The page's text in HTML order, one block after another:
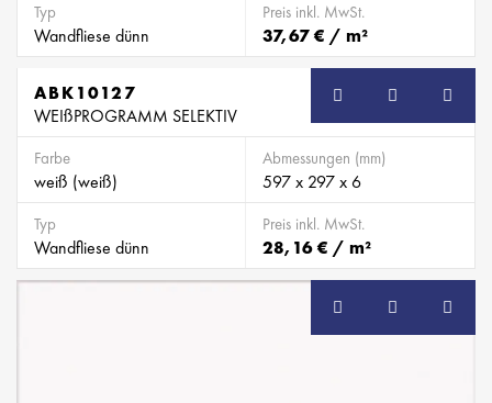
Typ
Wandfliese dünn
Preis inkl. MwSt.
37,67 € / m²
ABK10127
WEIßPROGRAMM SELEKTIV
Farbe
weiß (weiß)
Abmessungen (mm)
597 x 297 x 6
Typ
Wandfliese dünn
Preis inkl. MwSt.
28,16 € / m²